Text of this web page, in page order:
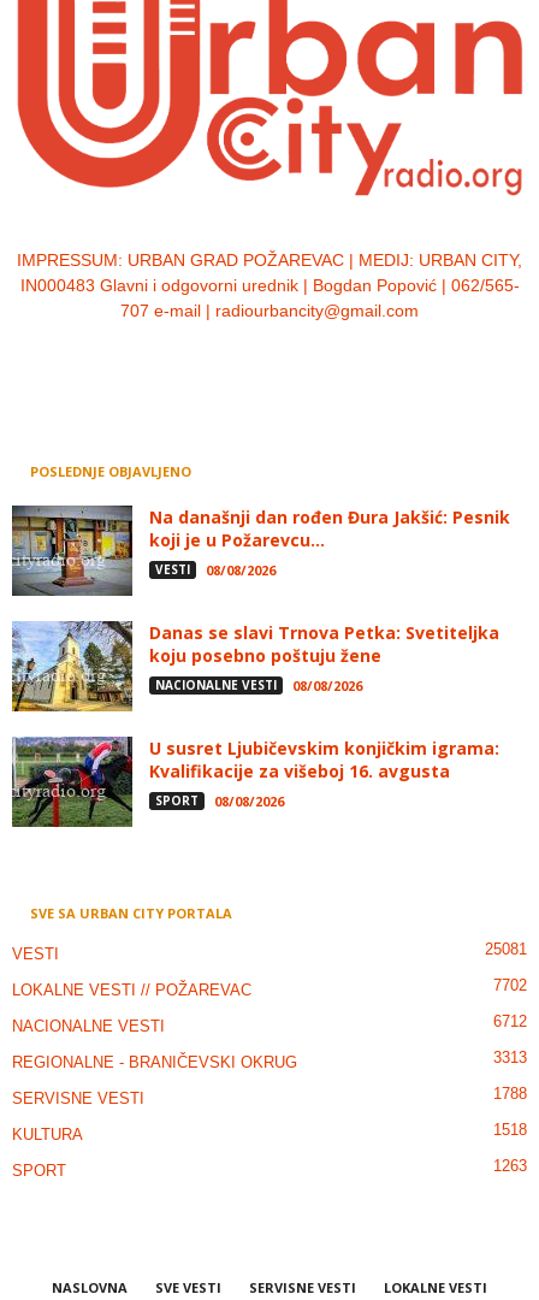
IMPRESSUM: URBAN GRAD POŽAREVAC | MEDIJ: URBAN CITY,
IN000483 Glavni i odgovorni urednik | Bogdan Popović | 062/565-
707 e-mail | radiourbancity@gmail.com
POSLEDNJE OBJAVLJENO
Na današnji dan rođen Đura Jakšić: Pesnik
koji je u Požarevcu...
VESTI 08/08/2026
Danas se slavi Trnova Petka: Svetiteljka
koju posebno poštuju žene
NACIONALNE VESTI 08/08/2026
U susret Ljubičevskim konjičkim igrama:
Kvalifikacije za višeboj 16. avgusta
SPORT 08/08/2026
SVE SA URBAN CITY PORTALA
VESTI 25081
LOKALNE VESTI // POŽAREVAC 7702
NACIONALNE VESTI 6712
REGIONALNE - BRANIČEVSKI OKRUG 3313
SERVISNE VESTI 1788
KULTURA 1518
SPORT 1263
NASLOVNA SVE VESTI SERVISNE VESTI LOKALNE VESTI